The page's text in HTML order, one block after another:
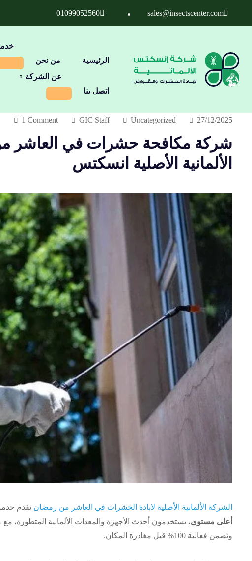
sales@insectscenter.com
01099052560
الرئيسية من نحن
اتصل بنا
عن الشركة
27/12/2025
Uncategorized
GIC Staff
1 Comment
الألمانية الأصلية انسكتس
الشركة الألمانية الأصلية لابادة الحشرات في العاشر من رمضان تقدم
أعلى مستوى، يستخدمون أحدث الأجهزة والمعدات الألمانية المتطورة،
وتضمن فعالية 100% قبل مغادرة المكان.